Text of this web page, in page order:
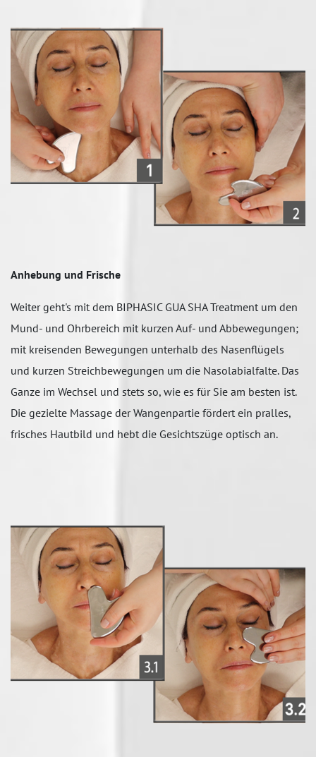
Anhebung und Frische
Weiter geht's mit dem BIPHASIC GUA SHA Treatment um den
Mund- und Ohrbereich mit kurzen Auf- und Abbewegungen;
mit kreisenden Bewegungen unterhalb des Nasenflügels
und kurzen Streichbewegungen um die Nasolabialfalte. Das
Ganze im Wechsel und stets so, wie es für Sie am besten ist.
Die gezielte Massage der Wangenpartie fördert ein pralles,
frisches Hautbild und hebt die Gesichtszüge optisch an.